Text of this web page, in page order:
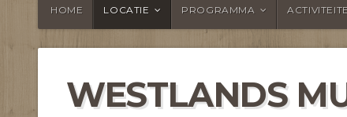
HOME LOCATIE PROGRAMMA
WESTLANDS